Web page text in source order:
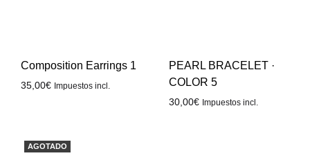
Composition Earrings 1
35,00€ Impuestos incl.
PEARL BRACELET ·
COLOR 5
30,00€ Impuestos incl.
AGOTADO